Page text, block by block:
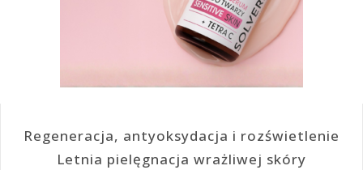
Regeneracja, antyoksydacja i rozświetlenie
Letnia pielęgnacja wrażliwej skóry